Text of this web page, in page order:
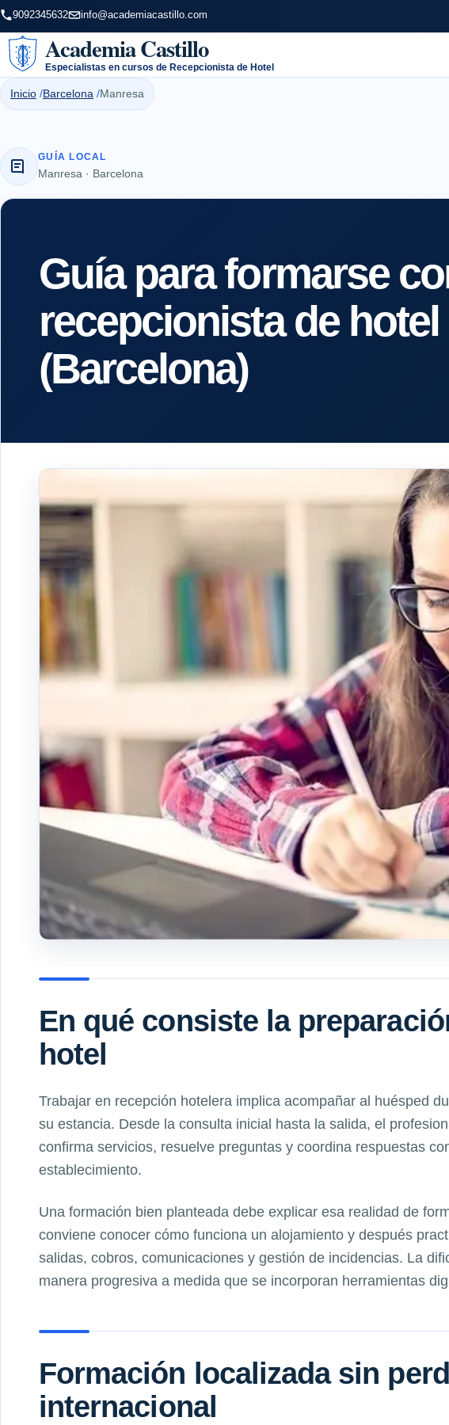
9092345632 info@academiacastillo.com
Academia Castillo
Especialistas en cursos de Recepcionista de Hotel
Inicio Barcelona Manresa
GUÍA LOCAL
Manresa · Barcelona
Guía para formarse
recepcionista de
(Barcelona)
En qué consiste la
hotel
Trabajar en recepción hotelera implica acompañar al huésped
su estancia. Desde la consulta inicial hasta la salida, el
confirma servicios, resuelve preguntas y coordina respuestas
establecimiento.
Una formación bien planteada debe explicar esa realidad de
conviene conocer cómo funciona un alojamiento y después
salidas, cobros, comunicaciones y gestión de incidencias. La
manera progresiva a medida que se incorporan herramientas
Formación localizada sin
internacional